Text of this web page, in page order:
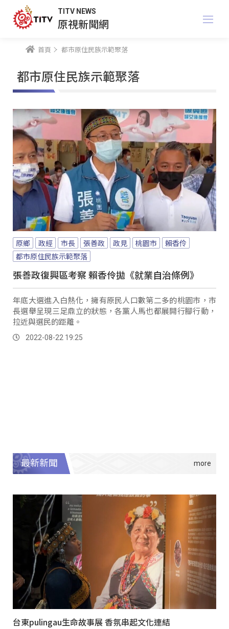
TITV NEWS
原視新聞網
首頁 都市原住民族示範聚落
都市原住民族示範聚落
原鄉 政經 市長 張善政 政見 桃園市
賴香伶
都市原住民族示範聚落
張善政復興區考察 賴香伶拋《就業自治條例》
年底大選進入白熱化，擁有原民人口數第二多的桃園市，市
長選舉呈現三足鼎立的狀態，各黨人馬也都展開行腳行動，
拉近與選民的距離。
2022-08-22 19:25
最新新聞
台東pulingau生命故事展 香氛串起文化連結